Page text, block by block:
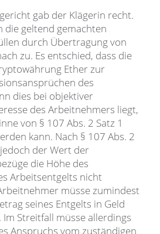
gab der Klägerin recht.
die geltend gemachten
durch Übertragung von
zu. Es entschied, dass die
Ether zur
des
dies bei objektiver
des Arbeitnehmers liegt,
von § 107 Abs. 2 Satz 1
kann. Nach § 107 Abs. 2
der Wert der
die Höhe des
Arbeitsentgelts nicht
müsse zumindest
seines Entgelts in Geld
Streitfall müsse allerdings
Anspruchs vom zuständigen